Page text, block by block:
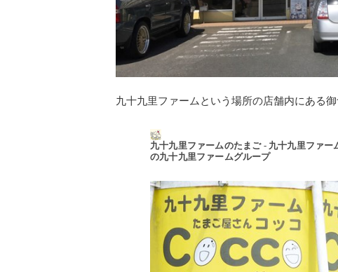
九十九里ファームという場所の店舗内にある